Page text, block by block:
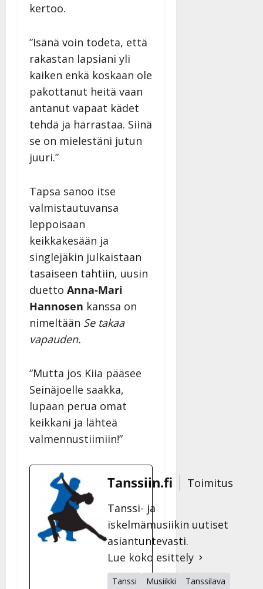
kertoo.
”Isänä voin todeta, että
rakastan lapsiani yli
kaiken enkä koskaan ole
pakottanut heitä vaan
antanut vapaat kädet
tehdä ja harrastaa. Siinä
se on mielestäni jutun
juuri.”
Tapsa sanoo itse
valmistautuvansa
leppoisaan
keikkakesään ja
singlejäkin julkaistaan
tasaiseen tahtiin, uusin
duetto Anna-Mari
Hannosen kanssa on
nimeltään Se takaa
vapauden.
”Mutta jos Kiia pääsee
Seinäjoelle saakka,
lupaan perua omat
keikkani ja lähteä
valmennustiimiin!”
Tanssiin.fi
Toimitus
Tanssi- ja
iskelmämusiikin uutiset
asiantuntevasti.
Lue koko esittely
Tanssi Musiikki
Tanssilava